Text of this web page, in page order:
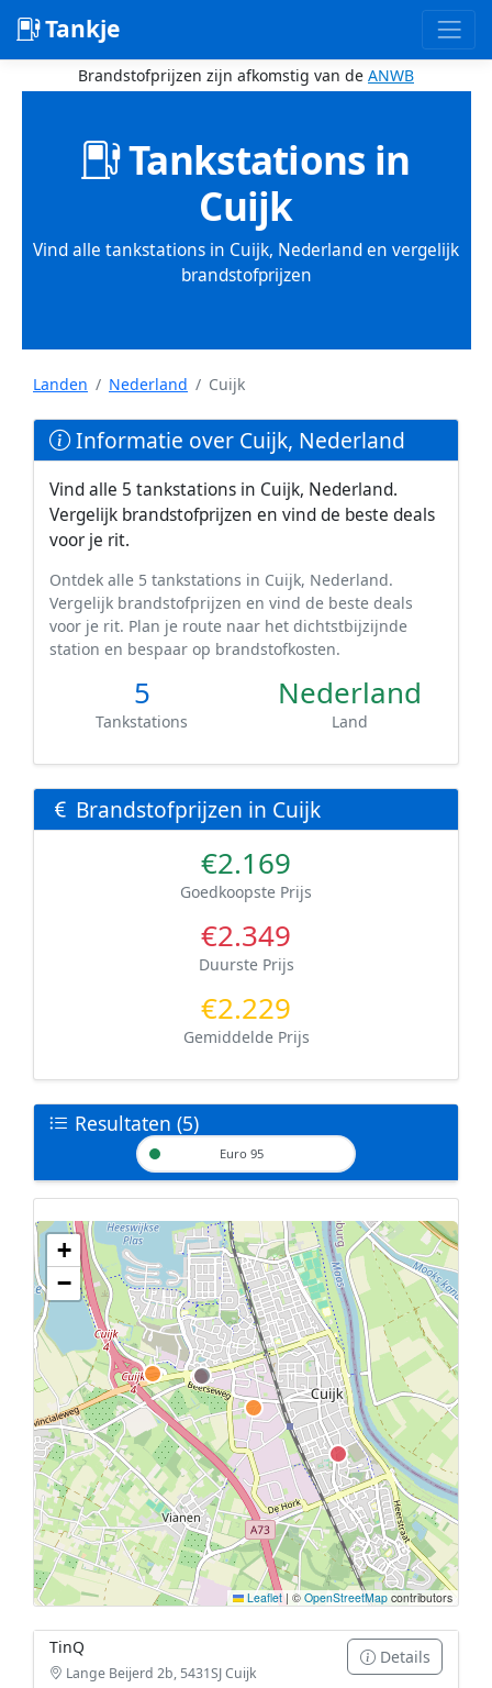
Tankje
Brandstofprijzen zijn afkomstig van de ANWB
Tankstations in
Cuijk
Vind alle tankstations in Cuijk, Nederland en vergelijk
brandstofprijzen
Landen Nederland Cuijk
Informatie over Cuijk, Nederland
Vind alle 5 tankstations in Cuijk, Nederland.
Vergelijk brandstofprijzen en vind de beste deals
voor je rit.
Ontdek alle 5 tankstations in Cuijk, Nederland.
Vergelijk brandstofprijzen en vind de beste deals
voor je rit. Plan je route naar het dichtstbijzijnde
station en bespaar op brandstofkosten.
5
Tankstations
Nederland
Land
Brandstofprijzen in Cuijk
€2.169
Goedkoopste Prijs
€2.349
Duurste Prijs
€2.229
Gemiddelde Prijs
Resultaten (5)
Euro 95
Geen tankstations met locatiegegevens gevonden.
De kaart kan niet worden weergegeven zonder GPS coördinaten.
+
−
Leaflet | © OpenStreetMap contributors
TinQ
Lange Beijerd 2b, 5431SJ Cuijk
Details